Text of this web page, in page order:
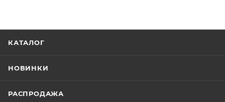
КАТАЛОГ
НОВИНКИ
РАСПРОДАЖА